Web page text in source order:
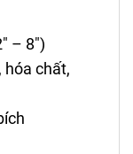
– 8″)
hóa chất,